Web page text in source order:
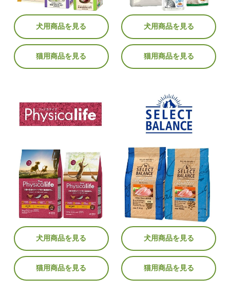
犬用商品を見る
猫用商品を見る
犬用商品を見る
猫用商品を見る
犬用商品を見る
猫用商品を見る
犬用商品を見る
猫用商品を見る